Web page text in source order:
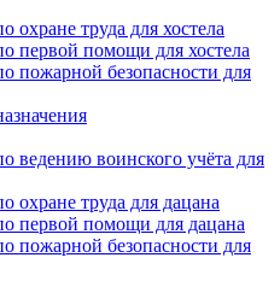
охране труда для хостела
первой помощи для хостела
пожарной безопасности для
ведению воинского учёта для
охране труда для дацана
первой помощи для дацана
пожарной безопасности для